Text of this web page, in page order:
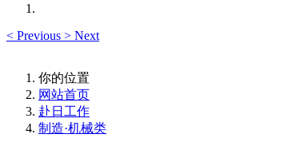
< Previous > Next
你的位置
网站首页
赴日工作
制造·机械类